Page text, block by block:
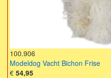
100.906
Modeldog Vacht Bichon Frise
€ 54,95